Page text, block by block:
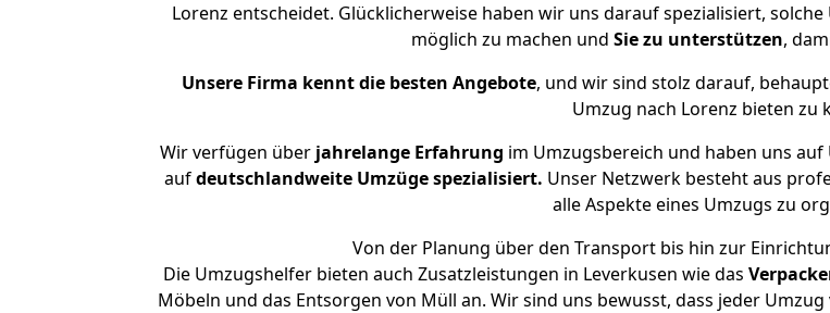
Lorenz entscheidet. Glücklicherweise haben wir uns darauf spezialisiert,
möglich zu machen und Sie zu unterstützen,
Unsere Firma kennt die besten Angebote, und wir sind stolz darauf,
Umzug nach Lorenz bieten zu
Wir verfügen überjahrelange Erfahrung im Umzugsbereich und haben uns
aufdeutschlandweite Umzüge spezialisiert. Unser Netzwerk besteht aus
alle Aspekte eines Umzugs zu
Von der Planung über den Transport bis hin zur
Die Umzugshelfer bieten auch Zusatzleistungen in Leverkusen wie das
Möbeln und das Entsorgen von Müll an. Wir sind uns bewusst, dass jeder